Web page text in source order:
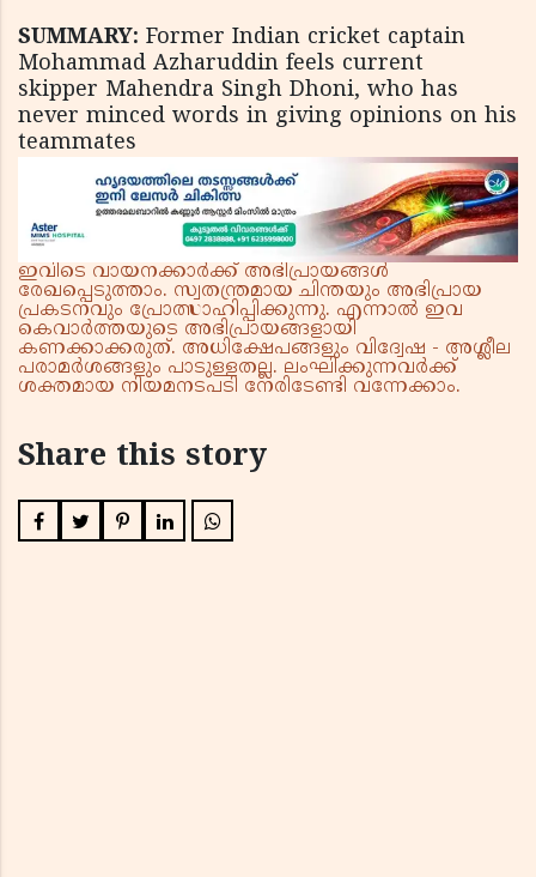
SUMMARY: Former Indian cricket captain
Mohammad Azharuddin feels current
skipper Mahendra Singh Dhoni, who has
never minced words in giving opinions on his
teammates
ഇവിടെ വായനക്കാർക്ക് അഭിപ്രായങ്ങൾ
രേഖപ്പെടുത്താം. സ്വതന്ത്രമായ ചിന്തയും അഭിപ്രായ
പ്രകടനവും പ്രോത്സാഹിപ്പിക്കുന്നു. എന്നാൽ ഇവ
കെവാർത്തയുടെ അഭിപ്രായങ്ങളായി
കണക്കാക്കരുത്. അധിക്ഷേപങ്ങളും വിദ്വേഷ - അശ്ലീല
പരാമർശങ്ങളും പാടുള്ളതല്ല. ലംഘിക്കുന്നവർക്ക്
ശക്തമായ നിയമനടപടി നേരിടേണ്ടി വന്നേക്കാം.
Share this story